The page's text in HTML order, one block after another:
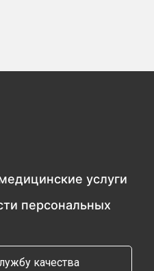
услуги
персональных
качества